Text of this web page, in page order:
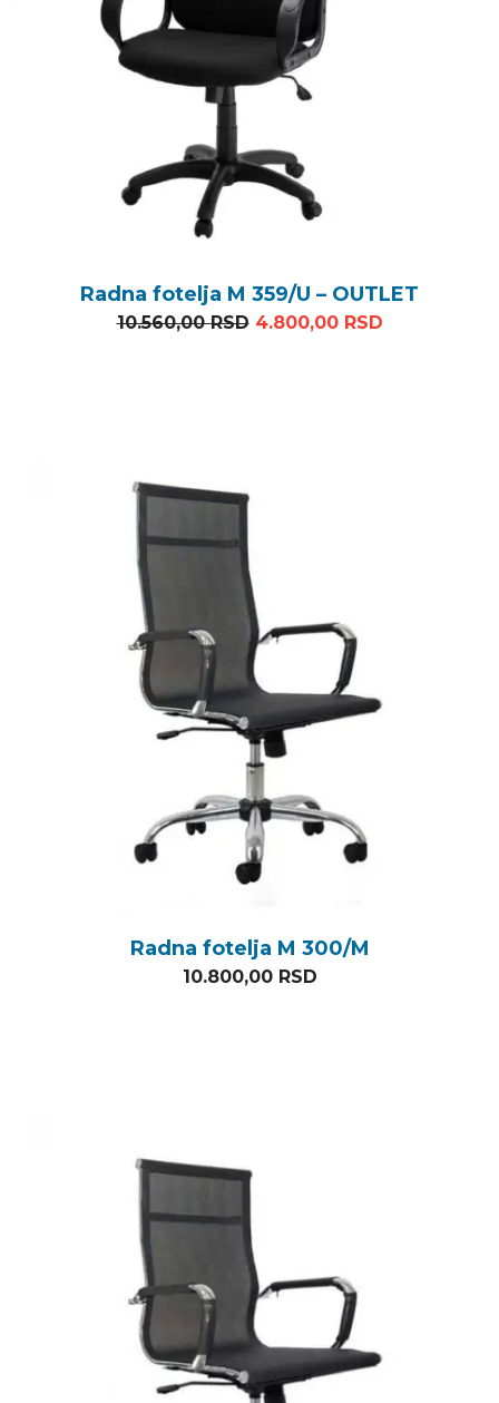
Radna fotelja M 359/U – OUTLET
10.560,00RSD Originalna cena je bila:
4.800,00 RSDTrenutna
Radna fotelja M 300/M
10.800,00 RSD